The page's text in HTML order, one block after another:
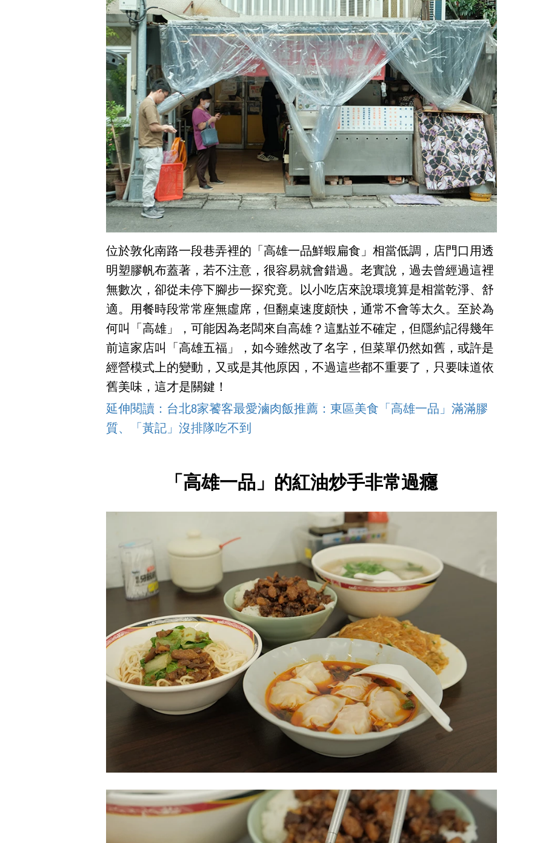
位於敦化南路一段巷弄裡的「高雄一品鮮蝦扁食」相當低調，店門口用透
明塑膠帆布蓋著，若不注意，很容易就會錯過。老實說，過去曾經過這裡
無數次，卻從未停下腳步一探究竟。以小吃店來說環境算是相當乾淨、舒
適。用餐時段常常座無虛席，但翻桌速度頗快，通常不會等太久。至於為
何叫「高雄」，可能因為老闆來自高雄？這點並不確定，但隱約記得幾年
前這家店叫「高雄五福」，如今雖然改了名字，但菜單仍然如舊，或許是
經營模式上的變動，又或是其他原因，不過這些都不重要了，只要味道依
舊美味，這才是關鍵！
延伸閱讀：台北8家饕客最愛滷肉飯推薦：東區美食「高雄一品」滿滿膠
質、「黃記」沒排隊吃不到
「高雄一品」的紅油炒手非常過癮